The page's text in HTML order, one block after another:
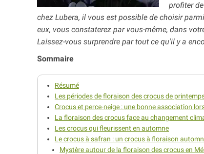
profiter
chez Lubera, il vous est possible de choisir
eux, vous constaterez par vous-même, dans
Laissez-vous surprendre par tout ce qu'il y a
Sommaire
Résumé
Les périodes de floraison des crocus de
Crocus et perce-neige : une bonne association
La floraison des crocus face au changement
Les crocus qui fleurissent en automne
Le crocus à safran : un crocus à floraison
Mystère autour de la floraison des crocus en